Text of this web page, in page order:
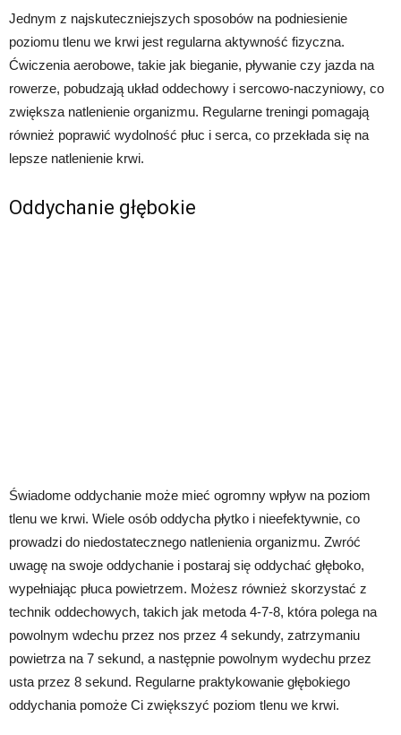
Jednym z najskuteczniejszych sposobów na podniesienie
poziomu tlenu we krwi jest regularna aktywność fizyczna.
Ćwiczenia aerobowe, takie jak bieganie, pływanie czy jazda na
rowerze, pobudzają układ oddechowy i sercowo-naczyniowy, co
zwiększa natlenienie organizmu. Regularne treningi pomagają
również poprawić wydolność płuc i serca, co przekłada się na
lepsze natlenienie krwi.
Oddychanie głębokie
Świadome oddychanie może mieć ogromny wpływ na poziom
tlenu we krwi. Wiele osób oddycha płytko i nieefektywnie, co
prowadzi do niedostatecznego natlenienia organizmu. Zwróć
uwagę na swoje oddychanie i postaraj się oddychać głęboko,
wypełniając płuca powietrzem. Możesz również skorzystać z
technik oddechowych, takich jak metoda 4-7-8, która polega na
powolnym wdechu przez nos przez 4 sekundy, zatrzymaniu
powietrza na 7 sekund, a następnie powolnym wydechu przez
usta przez 8 sekund. Regularne praktykowanie głębokiego
oddychania pomoże Ci zwiększyć poziom tlenu we krwi.